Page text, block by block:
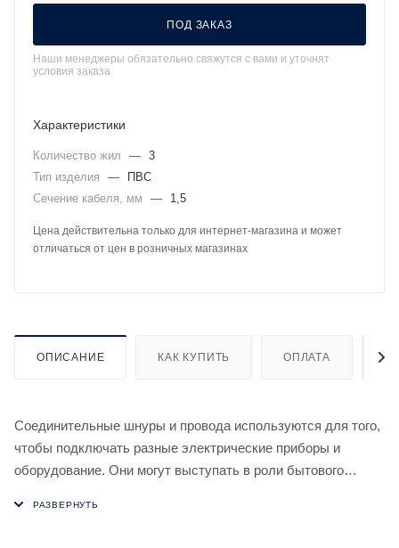
ПОД ЗАКАЗ
Наши менеджеры обязательно свяжутся с вами и уточнят
условия заказа
Характеристики
Количество жил — 3
Тип изделия
—
ПВС
Сечение кабеля, мм
— 1,5
Цена действительна только для интернет-магазина и может
отличаться от цен в розничных магазинах
ОПИСАНИЕ КАК КУПИТЬ ОПЛАТА
Соединительные шнуры и провода используются для того,
чтобы подключать разные электрические приборы и
оборудование. Они могут выступать в роли бытового